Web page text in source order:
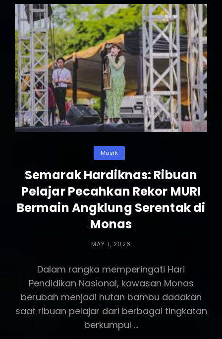
Tour:
Pop
Star
Global
Pukau
50
Ribu
Penggemar
Di
Stadion
Utama
Categories
Musik
Semarak Hardiknas: Ribuan
Pelajar Pecahkan Rekor MURI
Bermain Angklung Serentak di
Monas
POSTED
MAY 1, 2026
Dalam rangka memperingati Hari
Pendidikan Nasional, kawasan Monas
berubah menjadi hutan bambu dadakan
saat ribuan pelajar dari berbagai tingkatan
berkumpul …